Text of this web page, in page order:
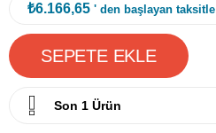
₺6.166,65 ' den başlayan taksitle
Son 1 Ürün